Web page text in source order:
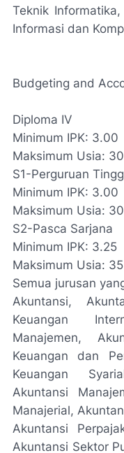
Teknik
Informasi dan
Budgeting and
Diploma IV
Minimum IPK: 3.00
Maksimum Usia:
S1-Perguruan
Minimum IPK: 3.00
Maksimum Usia:
S2-Pasca Sarjana
Minimum IPK: 3.25
Maksimum Usia:
Semua jurusan
Akuntansi,
Keuangan
Manajemen,
Keuangan dan
Keuangan
Akuntansi
Manajerial,
Akuntansi
Akuntansi Sektor